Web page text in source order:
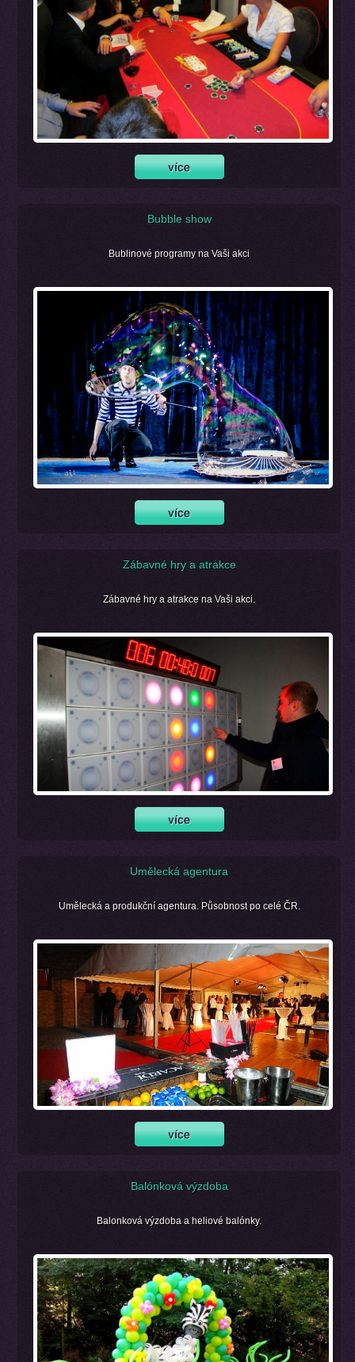
Bubble show
Bublinové programy na Vaši akci
Zábavné hry a atrakce
Zábavné hry a atrakce na Vaši akci.
Umělecká agentura
Umělecká a produkční agentura. Působnost po celé ČR.
Balónková výzdoba
Balonková výzdoba a heliové balónky.